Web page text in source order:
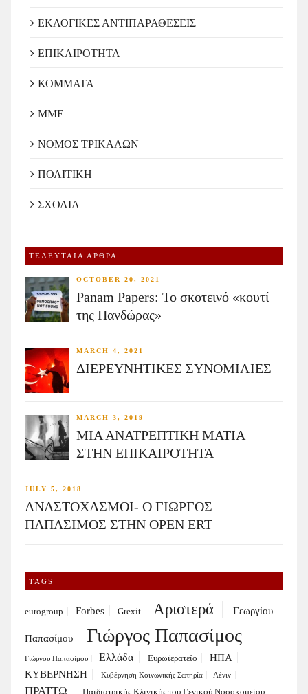
ΕΚΛΟΓΙΚΕΣ ΑΝΤΙΠΑΡΑΘΕΣΕΙΣ
ΕΠΙΚΑΙΡΟΤΗΤΑ
ΚΟΜΜΑΤΑ
ΜΜΕ
ΝΟΜΟΣ ΤΡΙΚΑΛΩΝ
ΠΟΛΙΤΙΚΗ
ΣΧΟΛΙΑ
ΤΕΛΕΥΤΑΙΑ ΑΡΘΡΑ
OCTOBER 20, 2021
Panam Papers: Το σκοτεινό «κουτί
της Πανδώρας»
MARCH 4, 2021
ΔΙΕΡΕΥΝΗΤΙΚΕΣ ΣΥΝΟΜΙΛΙΕΣ
MARCH 3, 2019
ΜΙΑ ΑΝΑΤΡΕΠΤΙΚΗ ΜΑΤΙΑ
ΣΤΗΝ ΕΠΙΚΑΙΡΟΤΗΤΑ
JULY 5, 2018
ΑΝΑΣΤΟΧΑΣΜΟΙ- Ο ΓΙΩΡΓΟΣ
ΠΑΠΑΣΙΜΟΣ ΣΤΗΝ OPEN ERT
TAGS
eurogroup Forbes Grexit Αριστερά Γεωργίου
Παπασίμου Γιώργος Παπασίμος
Γιώργου Παπασίμου Ελλάδα Ευρωϊερατείο
ΗΠΑ
ΚΥΒΕΡΝΗΣΗ
Κυβέρνηση Κοινωνικής Σωτηρία Λένιν
ΠΡΑΤΤΩ Παιδιατρικής Κλινικής του Γενικού Νοσοκομείου